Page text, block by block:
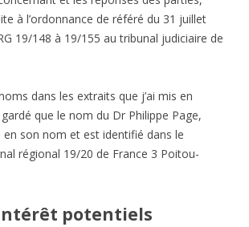
à l’ordonnance de référé du 31 juillet
19/148 à 19/155 au tribunal judiciaire de
dans les extraits que j’ai mis en
que le nom du Dr Philippe Page,
en son nom et est identifié dans le
régional 19/20 de France 3 Poitou-
potentiels